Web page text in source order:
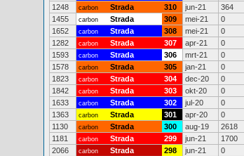
1248
carbon Strada 310 jun-21 364
1455
carbon Strada 309 mei-21 0
1652
carbon Strada 308 mei-21 0
1282
carbon Strada 307 apr-21 0
1593
carbon Strada 306 mrt-21 0
1578
carbon Strada 305 jan-21 0
1823
carbon Strada 304 dec-20 0
1842
carbon Strada 303 okt-20 0
1633
carbon Strada 302 jul-20 0
1363
carbon Strada 301 apr-20 0
1130
carbon Strada 300 aug-19 2618
1181
carbon Strada 299 jun-21 1700
2066
carbon Strada 298 jun-21 0